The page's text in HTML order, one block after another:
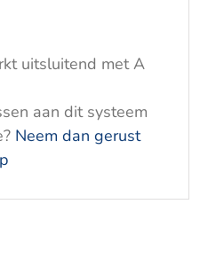
uitsluitend met A
aan dit systeem
Neem dan gerust